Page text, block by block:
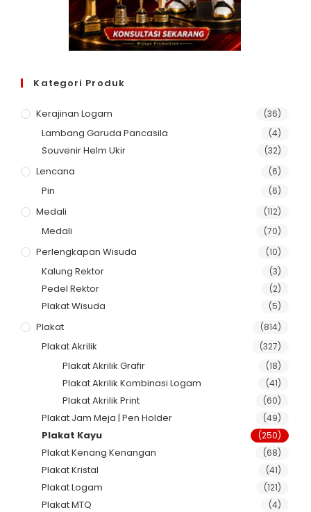
Kategori Produk
Kerajinan Logam (36)
Lambang Garuda Pancasila (4)
Souvenir Helm Ukir (32)
Lencana (6)
Pin (6)
Medali (112)
Medali (70)
Perlengkapan Wisuda (10)
Kalung Rektor (3)
Pedel Rektor (2)
Plakat Wisuda (5)
Plakat (814)
Plakat Akrilik (327)
Plakat Akrilik Grafir (18)
Plakat Akrilik Kombinasi Logam (41)
Plakat Akrilik Print (60)
Plakat Jam Meja | Pen Holder (49)
Plakat Kayu (250)
Plakat Kenang Kenangan (68)
Plakat Kristal (41)
Plakat Logam (121)
Plakat MTQ (4)